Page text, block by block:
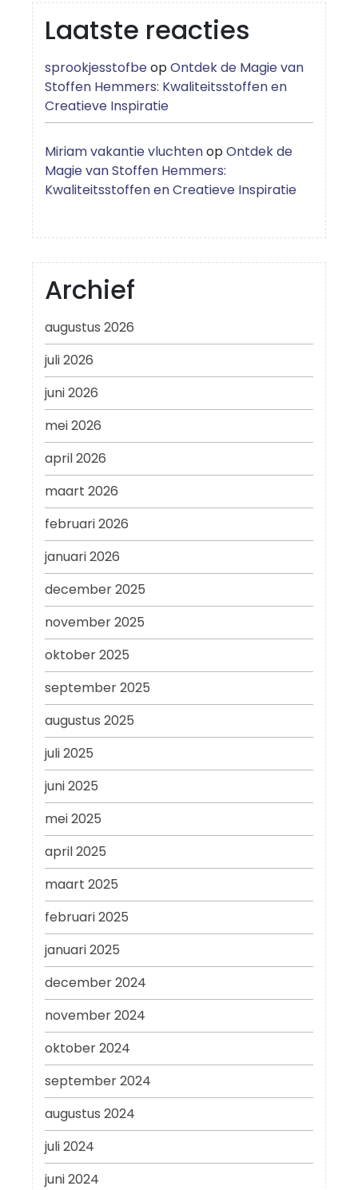
Laatste reacties
sprookjesstofbeopOntdek de Magie van
Stoffen Hemmers: Kwaliteitsstoffen en
Creatieve Inspiratie
Miriam vakantie vluchtenopOntdek de
Magie van Stoffen Hemmers:
Kwaliteitsstoffen en Creatieve Inspiratie
Archief
augustus 2026
juli 2026
juni 2026
mei 2026
april 2026
maart 2026
februari 2026
januari 2026
december 2025
november 2025
oktober 2025
september 2025
augustus 2025
juli 2025
juni 2025
mei 2025
april 2025
maart 2025
februari 2025
januari 2025
december 2024
november 2024
oktober 2024
september 2024
augustus 2024
juli 2024
juni 2024